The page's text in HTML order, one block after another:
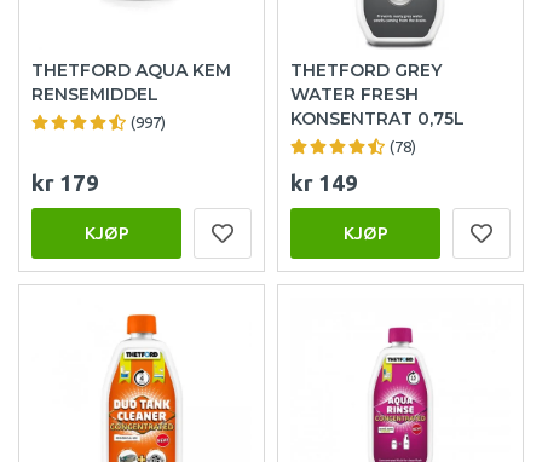
THETFORD AQUA KEM
RENSEMIDDEL
(997)
kr 179
KJØP
THETFORD GREY
WATER FRESH
KONSENTRAT 0,75L
(78)
kr 149
KJØP